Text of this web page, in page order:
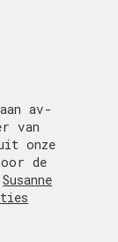
av-
van
onze
de
Susanne